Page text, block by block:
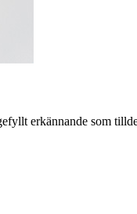
erkännande som